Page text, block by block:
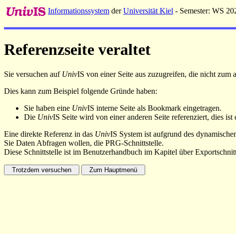
Informationssystem derUniversität Kiel - Semester: WS
Referenzseite veraltet
Sie versuchen auf UnivIS von einer Seite aus zuzugreifen, die nicht zum
Dies kann zum Beispiel folgende Gründe haben:
Sie haben eine UnivIS interne Seite als Bookmark eingetragen.
Die UnivIS Seite wird von einer anderen Seite referenziert, dies ist
Eine direkte Referenz in das UnivIS System ist aufgrund des
Sie Daten Abfragen wollen, die PRG-Schnittstelle.
Diese Schnittstelle ist im Benutzerhandbuch im Kapitel über